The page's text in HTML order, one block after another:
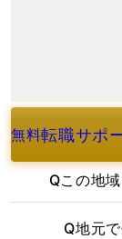
無料転職サポ
よくあるご
Qこの地
Q地元